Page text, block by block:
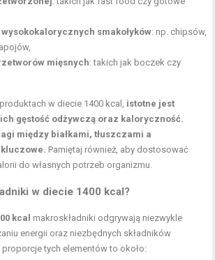
smakołyków: np. chipsów,
mięsnych: takich jak boczek czy
w diecie 1400 kcal, istotne jest
gęstość odżywczą oraz kaloryczność.
między białkami, tłuszczami a
Pamiętaj również, aby dostosować
do własnych potrzeb organizmu.
w diecie 1400 kcal?
kcal
makroskładniki odgrywają niezwykle
energii oraz niezbędnych składników
tych elementów to około: